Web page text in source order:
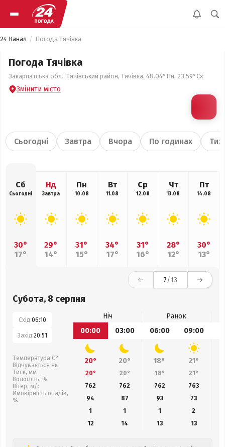
24 Канал Погода Тячівка
Погода Тячівка
Закарпатська обл., Тячівський район, Тячівка, 48.04°Пн, 23.59°Сх
Змінити місто
Сьогодні Завтра Вчора По годинах
Сб
Сьогодні
30°
17°
Нд
Завтра
29°
14°
Пн
10.08
31°
15°
Вт
11.08
34°
17°
Ср
12.08
31°
16°
Чт
13.08
28°
12°
Пт
14.08
30°
13°
7/13
Субота, 8 серпня
Схід:06:10
Захід:20:51
Температура С°
Відчувається як
Тиск, мм
Вологість, %
Вітер, м/с
Ймовірність опадів,
%
Ніч
Ранок
00:00
03:00 06:00 09:00
20° 20° 18° 21°
20° 20° 18° 21°
762
762 762 763
94
87 93 73
1
1 1
2
12
14 13 13